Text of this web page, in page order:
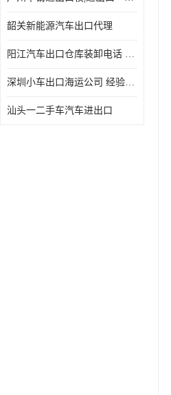
韶关新能源汽车出口代理
阳江汽车出口仓库装卸电话 经验丰富
深圳小车出口海运公司 经验丰富
汕头一二手车汽车进出口